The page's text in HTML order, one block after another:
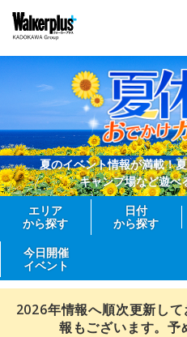
夏のイベント情報が満載！
キャンプ場など遊べ
エリア
から探す
日付
から探す
今日開催
イベント
2026年情報へ順次更新し
報もございます。予